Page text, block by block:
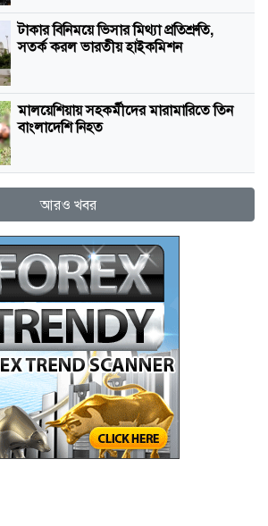
টাকার বিনিময়ে ভিসার মিথ্যা প্রতিশ্রুতি,
সতর্ক করল ভারতীয় হাইকমিশন
মালয়েশিয়ায় সহকর্মীদের মারামারিতে তিন
বাংলাদেশি নিহত
আরও খবর